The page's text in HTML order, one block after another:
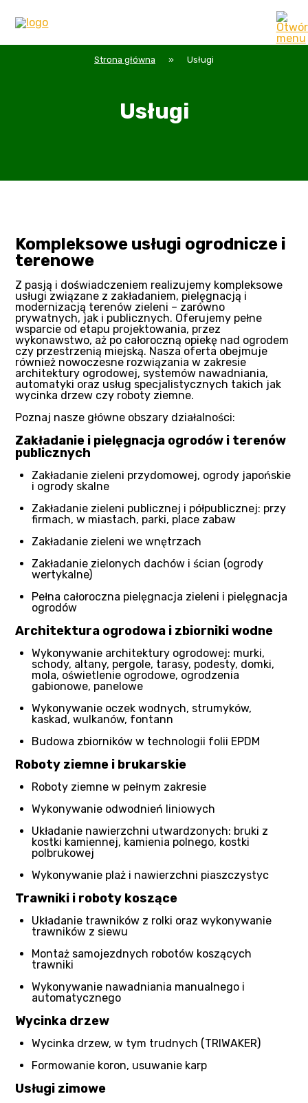
Strona główna » Usługi
Usługi
Kompleksowe usługi ogrodnicze i
terenowe
Z pasją i doświadczeniem realizujemy kompleksowe
usługi związane z zakładaniem, pielęgnacją i
modernizacją terenów zieleni – zarówno
prywatnych, jak i publicznych. Oferujemy pełne
wsparcie od etapu projektowania, przez
wykonawstwo, aż po całoroczną opiekę nad ogrodem
czy przestrzenią miejską. Nasza oferta obejmuje
również nowoczesne rozwiązania w zakresie
architektury ogrodowej, systemów nawadniania,
automatyki oraz usług specjalistycznych takich jak
wycinka drzew czy roboty ziemne.
Poznaj nasze główne obszary działalności:
Zakładanie i pielęgnacja ogrodów i terenów
publicznych
Zakładanie zieleni przydomowej, ogrody japońskie
i ogrody skalne
Zakładanie zieleni publicznej i półpublicznej: przy
firmach, w miastach, parki, place zabaw
Zakładanie zieleni we wnętrzach
Zakładanie zielonych dachów i ścian (ogrody
wertykalne)
Pełna całoroczna pielęgnacja zieleni i pielęgnacja
ogrodów
Architektura ogrodowa i zbiorniki wodne
Wykonywanie architektury ogrodowej: murki,
schody, altany, pergole, tarasy, podesty, domki,
mola, oświetlenie ogrodowe, ogrodzenia
gabionowe, panelowe
Wykonywanie oczek wodnych, strumyków,
kaskad, wulkanów, fontann
Budowa zbiorników w technologii folii EPDM
Roboty ziemne i brukarskie
Roboty ziemne w pełnym zakresie
Wykonywanie odwodnień liniowych
Układanie nawierzchni utwardzonych: bruki z
kostki kamiennej, kamienia polnego, kostki
polbrukowej
Wykonywanie plaż i nawierzchni piaszczystyc
Trawniki i roboty koszące
Układanie trawników z rolki oraz wykonywanie
trawników z siewu
Montaż samojezdnych robotów koszących
trawniki
Wykonywanie nawadniania manualnego i
automatycznego
Wycinka drzew
Wycinka drzew, w tym trudnych (TRIWAKER)
Formowanie koron, usuwanie karp
Usługi zimowe